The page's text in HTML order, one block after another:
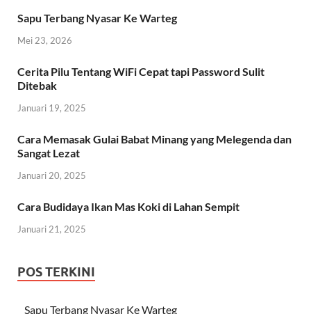
Sapu Terbang Nyasar Ke Warteg
Mei 23, 2026
Cerita Pilu Tentang WiFi Cepat tapi Password Sulit
Ditebak
Januari 19, 2025
Cara Memasak Gulai Babat Minang yang Melegenda dan
Sangat Lezat
Januari 20, 2025
Cara Budidaya Ikan Mas Koki di Lahan Sempit
Januari 21, 2025
POS TERKINI
Sapu Terbang Nyasar Ke Warteg